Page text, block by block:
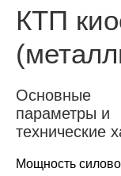
КТП
Основные
параметры и
технические
Мощность